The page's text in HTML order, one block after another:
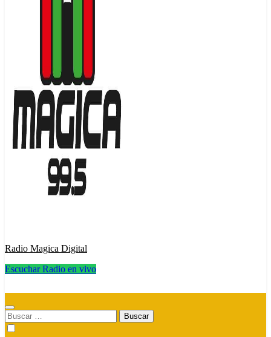
Radio Magica Digital
Escuchar Radio en vivo
Buscar: